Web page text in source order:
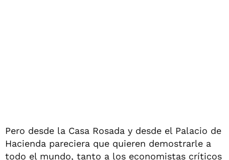
Pero desde la Casa Rosada y desde el Palacio de
Hacienda pareciera que quieren demostrarle a
todo el mundo, tanto a los economistas críticos